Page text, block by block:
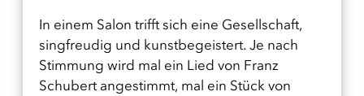
In einem Salon trifft sich eine Gesellschaft,
singfreudig und kunstbegeistert. Je nach
Stimmung wird mal ein Lied von Franz
Schubert angestimmt, mal ein Stück von